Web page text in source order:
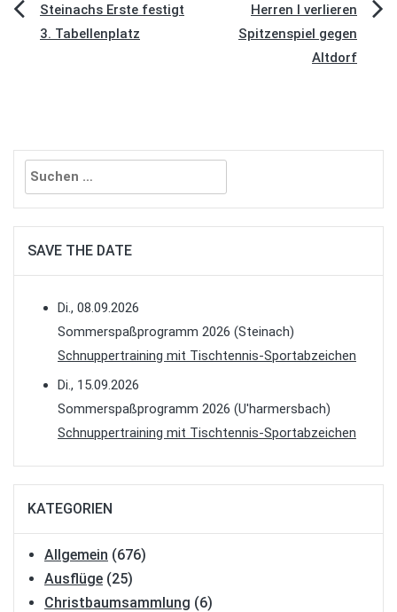
Beitragsnavigation
Steinachs Erste festigt
3. Tabellenplatz
Herren I verlieren
Spitzenspiel gegen
Altdorf
Suchen
nach:
SAVE THE DATE
Di., 08.09.2026
Sommerspaßprogramm 2026 (Steinach)
Schnuppertraining mit Tischtennis-Sportabzeichen
Di., 15.09.2026
Sommerspaßprogramm 2026 (U'harmersbach)
Schnuppertraining mit Tischtennis-Sportabzeichen
KATEGORIEN
Allgemein (676)
Ausflüge (25)
Christbaumsammlung (6)